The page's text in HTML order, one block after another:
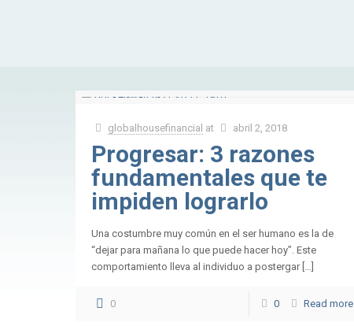
globalhousefinancial at abril 2, 2018
Progresar: 3 razones
fundamentales que te
impiden lograrlo
Una costumbre muy común en el ser humano es la de
“dejar para mañana lo que puede hacer hoy”. Este
comportamiento lleva al individuo a postergar […]
0 0 Read more